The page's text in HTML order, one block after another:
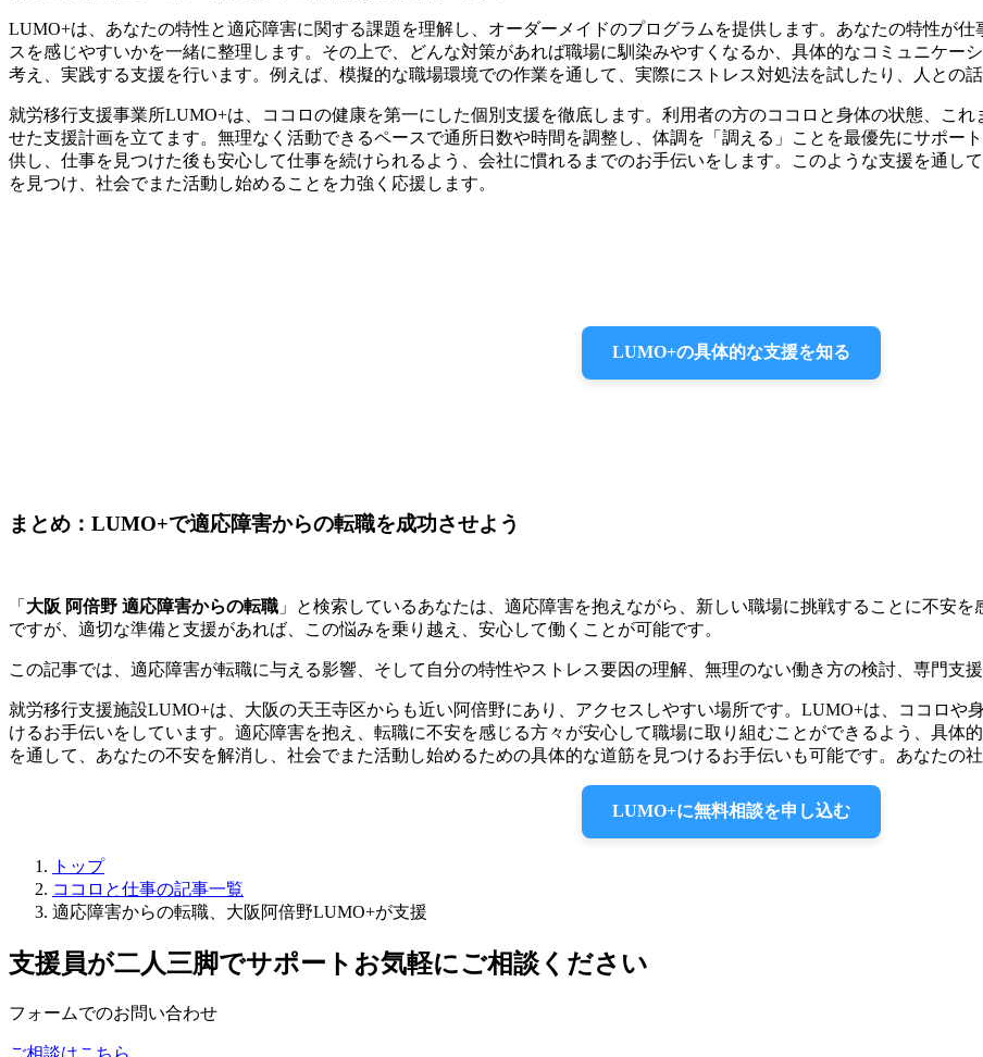
LUMO+は、あなたの特性と適応障害に関する課題を理解し、オーダーメイドのプログラムを提供します。あなたの特性が
スを感じやすいかを一緒に整理します。その上で、どんな対策があれば職場に馴染みやすくなるか、具体的なコミュニケー
考え、実践する支援を行います。例えば、模擬的な職場環境での作業を通して、実際にストレス対処法を試したり、人との
就労移行支援事業所LUMO+は、ココロの健康を第一にした個別支援を徹底します。利用者の方のココロと身体の状態、こ
せた支援計画を立てます。無理なく活動できるペースで通所日数や時間を調整し、体調を「調える」ことを最優先にサポー
供し、仕事を見つけた後も安心して仕事を続けられるよう、会社に慣れるまでのお手伝いをします。このような支援を通し
を見つけ、社会でまた活動し始めることを力強く応援します。
LUMO+の具体的な支援を知る
まとめ：LUMO+で適応障害からの転職を成功させよう
「 大阪 阿倍野 適応障害からの転職 」と検索しているあなたは、適応障害を抱えながら、新しい職場に挑戦することに不安
ですが、適切な準備と支援があれば、この悩みを乗り越え、安心して働くことが可能です。
この記事では、適応障害が転職に与える影響、そして自分の特性やストレス要因の理解、無理のない働き方の検討、専門支
就労移行支援施設LUMO+は、大阪の天王寺区からも近い阿倍野にあり、アクセスしやすい場所です。LUMO+は、ココロや
けるお手伝いをしています。適応障害を抱え、転職に不安を感じる方々が安心して職場に取り組むことができるよう、具体
を通して、あなたの不安を解消し、社会でまた活動し始めるための具体的な道筋を見つけるお手伝いも可能です。あなたの
LUMO+に無料相談を申し込む
トップ
ココロと仕事の記事一覧
適応障害からの転職、大阪阿倍野LUMO+が支援
支援員が二人三脚でサポート お気軽にご相談ください
フォームでのお問い合わせ
ご相談はこちら